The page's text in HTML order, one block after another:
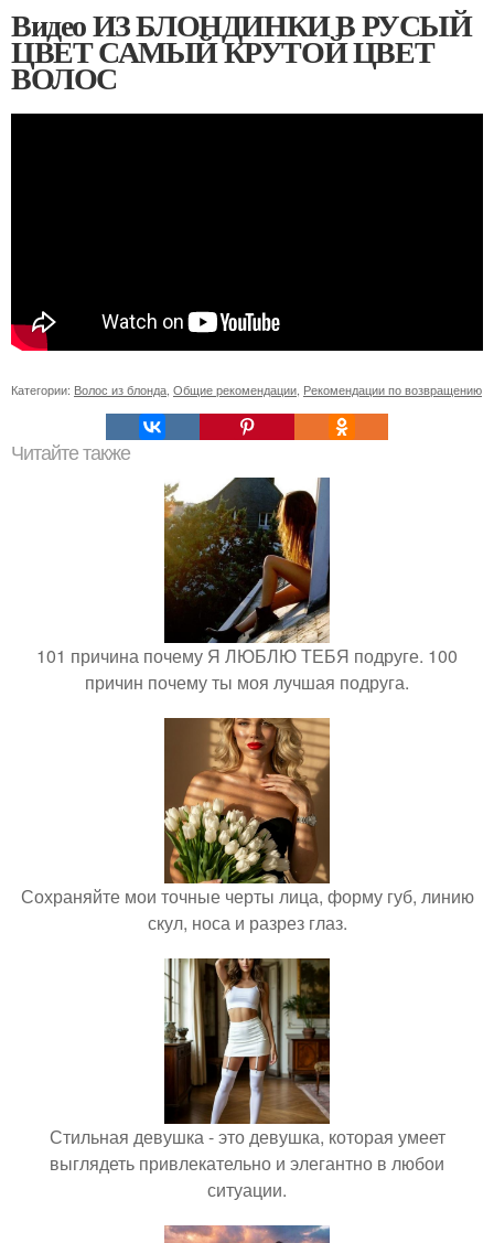
Видео ИЗ БЛОНДИНКИ В РУСЫЙ
ЦВЕТ САМЫЙ КРУТОЙ ЦВЕТ
ВОЛОС
Категории: Волос из блонда Общие рекомендации Рекомендации по возвращению
Читайте также
101 причина почему Я ЛЮБЛЮ ТЕБЯ подруге. 100
причин почему ты моя лучшая подруга.
Сохраняйте мои точные черты лица, форму губ, линию
скул, носа и разрез глаз.
Стильная девушка - это девушка, которая умеет
выглядеть привлекательно и элегантно в любои
ситуации.